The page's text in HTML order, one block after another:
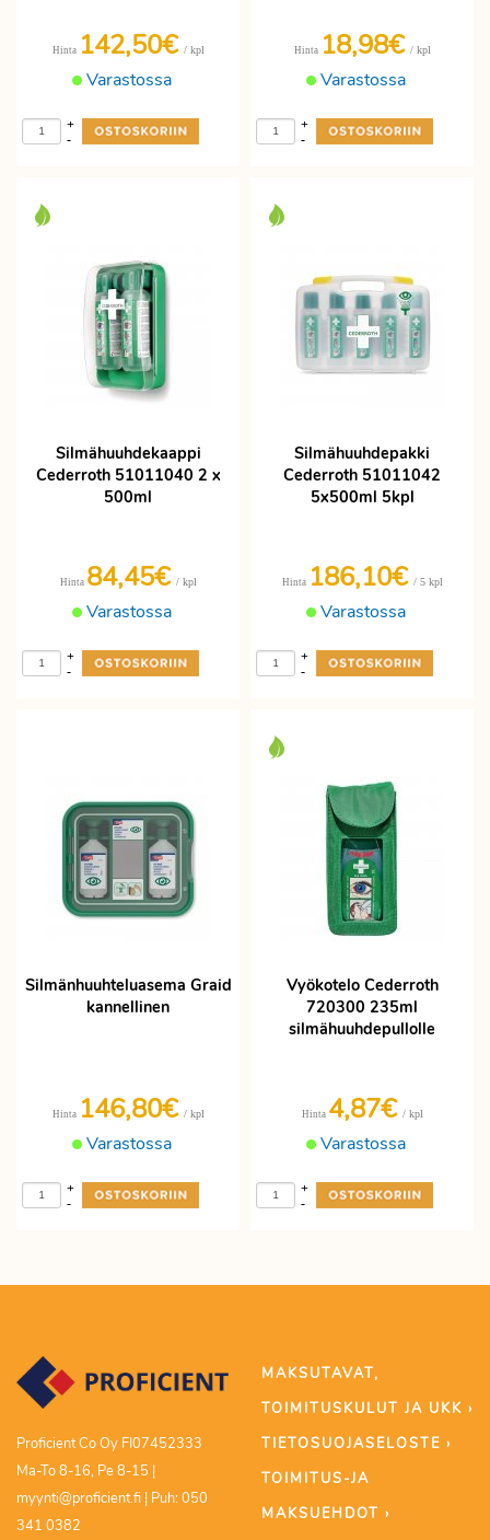
Varastossa
Hinta 142,50€ / kpl
-
+
Varastossa
Hinta 18,98€ / kpl
-
+
Silmähuuhdekaappi
Cederroth 51011040 2 x
500ml
Varastossa
Hinta 84,45€ / kpl
-
+
Silmähuuhdepakki
Cederroth 51011042
5x500ml 5kpl
Varastossa
Hinta 186,10€ / 5 kpl
-
+
Silmänhuuhteluasema Graid
kannellinen
Varastossa
Hinta 146,80€ / kpl
-
+
Vyökotelo Cederroth
720300 235ml
silmähuuhdepullolle
Varastossa
Hinta 4,87€ / kpl
-
+
Proficient Co Oy FI07452333
Ma-To 8-16, Pe 8-15 |
myynti@proficient.fi | Puh: 050
341 0382
MAKSUTAVAT,
TOIMITUSKULUT JA UKK ›
TIETOSUOJASELOSTE ›
TOIMITUS-JA
MAKSUEHDOT ›